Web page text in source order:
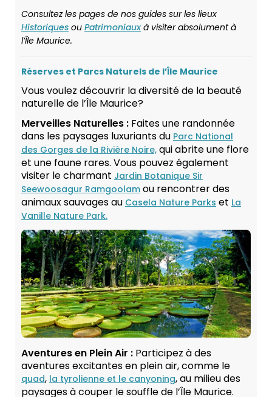
Consultez les pages de nos guides sur les lieux
Historiques ou Patrimoniauxà visiter absolument à
l’Île Maurice.
Réserves et Parcs Naturels de l’Île Maurice
Vous voulez découvrir la diversité de la beauté
naturelle de l’Île Maurice?
Merveilles Naturelles : Faites une randonnée
dans les paysages luxuriants du Parc National
des Gorges de la Rivière Noire, qui abrite une flore
et une faune rares. Vous pouvez également
visiter le charmant Jardin Botanique Sir
Seewoosagur Ramgoolam ou rencontrer des
animaux sauvages au Casela Nature Parks et La
Vanille Nature Park.
Aventures en Plein Air : Participez à des
aventures excitantes en plein air, comme le
quad, la tyrolienne et le canyoning, au milieu des
paysages à couper le souffle de l’Île Maurice.